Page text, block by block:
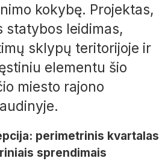
kokybę. Projektas,
statybos leidimas,
sklypų teritorijoje ir
elementu šio
miesto rajono
perimetrinis kvartalas
sprendimais